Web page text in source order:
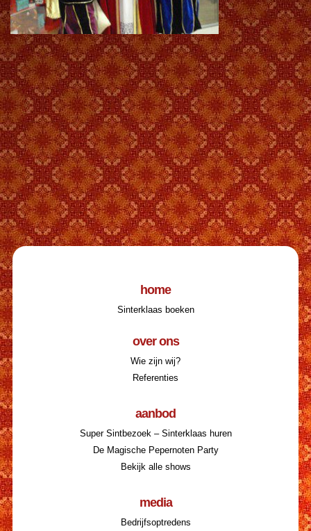
home
Sinterklaas boeken
over ons
Wie zijn wij?
Referenties
aanbod
Super Sintbezoek – Sinterklaas huren
De Magische Pepernoten Party
Bekijk alle shows
media
Bedrijfsoptredens